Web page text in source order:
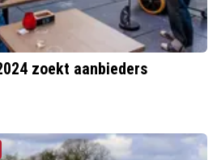
zoekt aanbieders